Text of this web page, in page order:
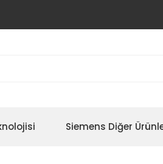
Siemens Diğer